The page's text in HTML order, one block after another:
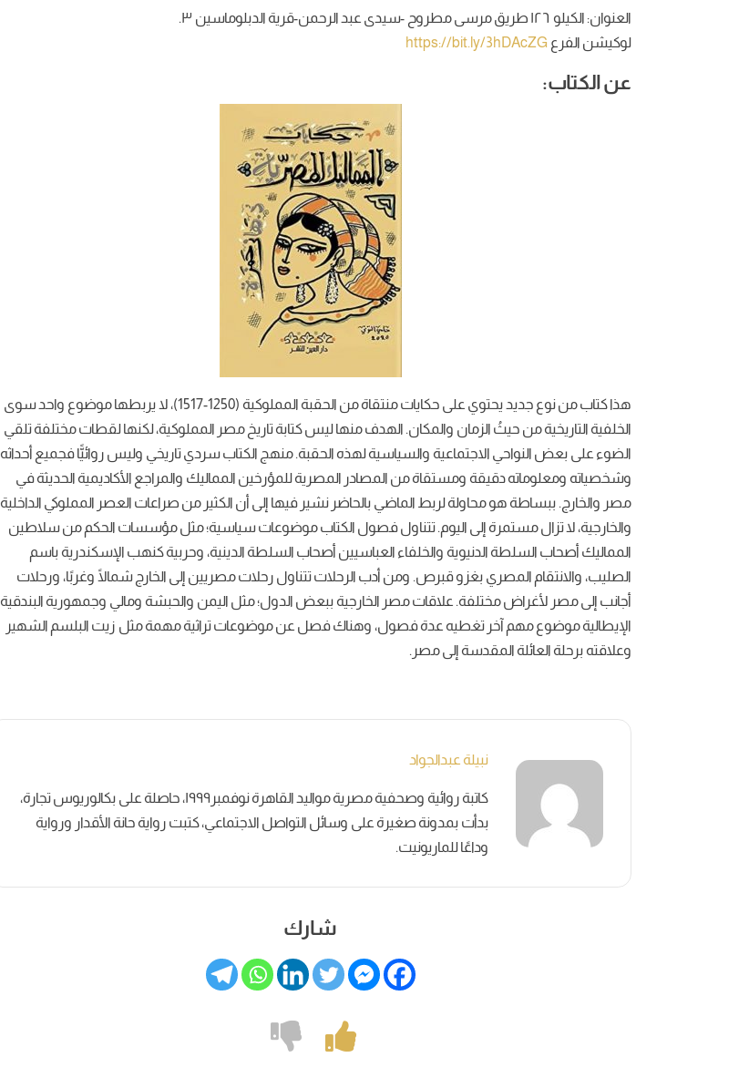
العنوان: الكيلو ١٢٦ طريق مرسى مطروح -سيدى عبد الرحمن-قرية الدبلوماسين ٣.
لوكيشن الفرع https://bit.ly/3hDAcZG
عن الكتاب:
هذا كتاب من نوع جديد يحتوي على حكايات منتقاة من الحقبة المملوكية (1250-1517)، لا يربطها موضوع واحد سوى
الخلفية التاريخية من حيثُ الزمان والمكان. الهدف منها ليس كتابة تاريخ مصر المملوكية، لكنها لقطات مختلفة تلقي
الضوء على بعض النواحي الاجتماعية والسياسية لهذه الحقبة. منهج الكتاب سردي تاريخي وليس روائيًّا فجميع أحداثه
وشخصياته ومعلوماته دقيقة ومستقاة من المصادر المصرية للمؤرخين المماليك والمراجع الأكاديمية الحديثة في
مصر والخارج. ببساطة هو محاولة لربط الماضي بالحاضر نشير فيها إلى أن الكثير من صراعات العصر المملوكي الداخلية
والخارجية، لا تزال مستمرة إلى اليوم. تتناول فصول الكتاب موضوعات سياسية؛ مثل مؤسسات الحكم من سلاطين
المماليك أصحاب السلطة الدنيوية والخلفاء العباسيين أصحاب السلطة الدينية، وحربية كنهب الإسكندرية باسم
الصليب، والانتقام المصري بغزو قبرص. ومن أدب الرحلات تتناول رحلات مصريين إلى الخارج شمالًا وغربًا، ورحلات
أجانب إلى مصر لأغراض مختلفة. علاقات مصر الخارجية ببعض الدول؛ مثل اليمن والحبشة ومالي وجمهورية البندقية
الإيطالية موضوع مهم آخر تغطيه عدة فصول، وهناك فصل عن موضوعات تراثية مهمة مثل زيت البلسم الشهير
وعلاقته برحلة العائلة المقدسة إلى مصر.
نبيلة عبدالجواد
كاتبة روائية وصحفية مصرية مواليد القاهرة نوفمبر١٩٩٩، حاصلة على بكالوريوس تجارة،
بدأت بمدونة صغيرة على وسائل التواصل الاجتماعي، كتبت رواية حانة الأقدار ورواية
وداعًا للماريونيت.
شارك